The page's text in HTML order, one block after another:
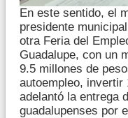
En este sentido, el
presidente
otra Feria del
Guadalupe, con un
9.5 millones de
autoempleo, invertir
adelantó la entrega
guadalupenses por